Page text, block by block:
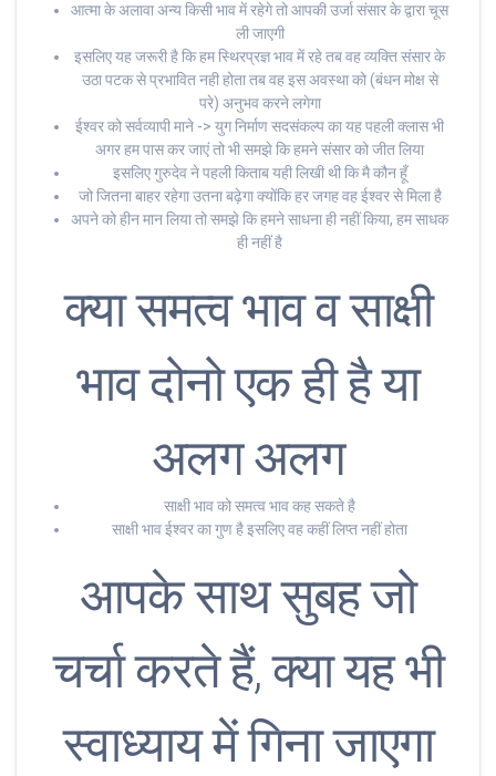
आत्मा के अलावा अन्य किसी भाव में रहेगे तो आपकी उर्जा संसार के द्वारा चूस
ली जाएगी
इसलिए यह जरूरी है कि हम स्थिरप्रज्ञ भाव में रहे तब वह व्यक्ति संसार के
उठा पटक से प्रभावित नही होता तब वह इस अवस्था को (बंधन मोक्ष से
परे) अनुभव करने लगेगा
ईश्वर को सर्वव्यापी माने -> युग निर्माण सदसंकल्प का यह पहली क्लास भी
अगर हम पास कर जाएं तो भी समझे कि हमने संसार को जीत लिया
इसलिए गुरुदेव ने पहली किताब यही लिखी थी कि मै कौन हूँ
जो जितना बाहर रहेगा उतना बढ़ेगा क्योंकि हर जगह वह ईश्वर से मिला है
अपने को हीन मान लिया तो समझे कि हमने साधना ही नहीं किया, हम साधक
ही नहीं है
क्या समत्व भाव व साक्षी
भाव दोनो एक ही है या
अलग अलग
साक्षी भाव को समत्व भाव कह सकते है
साक्षी भाव ईश्वर का गुण है इसलिए वह कहीं लिप्त नहीं होता
आपके साथ सुबह जो
चर्चा करते हैं, क्या यह भी
स्वाध्याय में गिना जाएगा